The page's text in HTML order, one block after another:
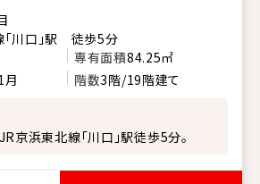
「川口」駅 徒歩5分
専有面積84.25㎡
月 階数3階/19階建て
京浜東北線「川口」駅徒歩5分。